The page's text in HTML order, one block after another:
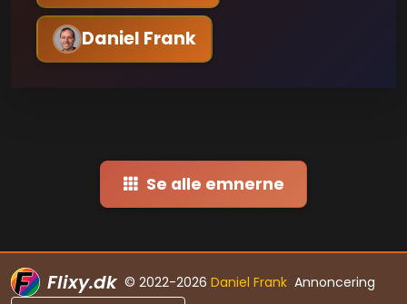
Daniel Frank
Se alle emnerne
Flixy.dk © 2022-2026 Daniel Frank Annoncering